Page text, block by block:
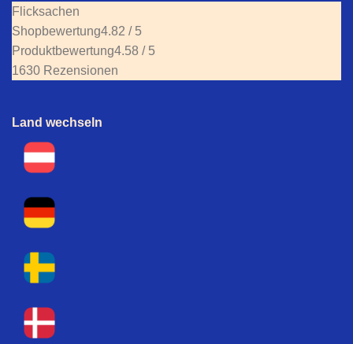
Flicksachen
Shopbewertung4.82 / 5
Produktbewertung4.58 / 5
1630 Rezensionen
Land wechseln